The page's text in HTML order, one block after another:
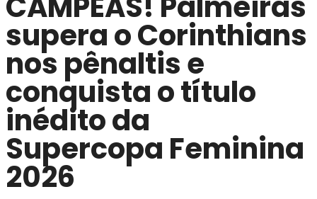
supera o Corinthians
nos pênaltis e
conquista o título
inédito da
Supercopa Feminina
2026